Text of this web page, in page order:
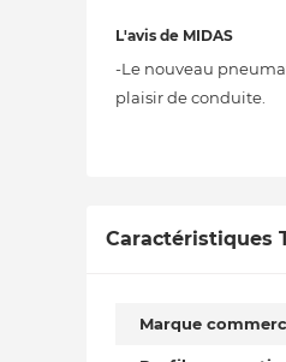
L'avis de MIDAS
-Le nouveau
plaisir de conduite.
Caractéristiques
Marque